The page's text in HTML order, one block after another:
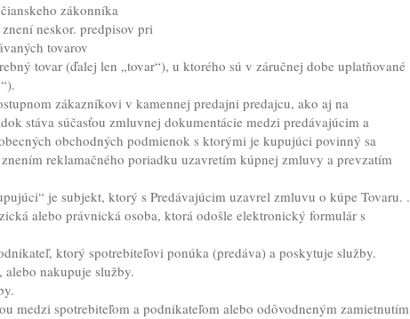
zákonníka
neskor. predpisov pri
tovarov
tovar (ďalej len „tovar“), u ktorého sú v záručnej dobe uplatňované
zákazníkovi v kamennej predajni predajcu, ako aj na
stáva súčasťou zmluvnej dokumentácie medzi predávajúcim a
obchodných podmienok s ktorými je kupujúci povinný sa
reklamačného poriadku uzavretím kúpnej zmluvy a prevzatím
je subjekt, ktorý s Predávajúcim uzavrel zmluvu o kúpe Tovaru. .
alebo právnická osoba, ktorá odošle elektronický formulár s
ktorý spotrebiteľovi ponúka (predáva) a poskytuje služby.
nakupuje služby.
medzi spotrebiteľom a podnikateľom alebo odôvodneným zamietnutím